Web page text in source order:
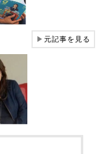
▶元記事を見る